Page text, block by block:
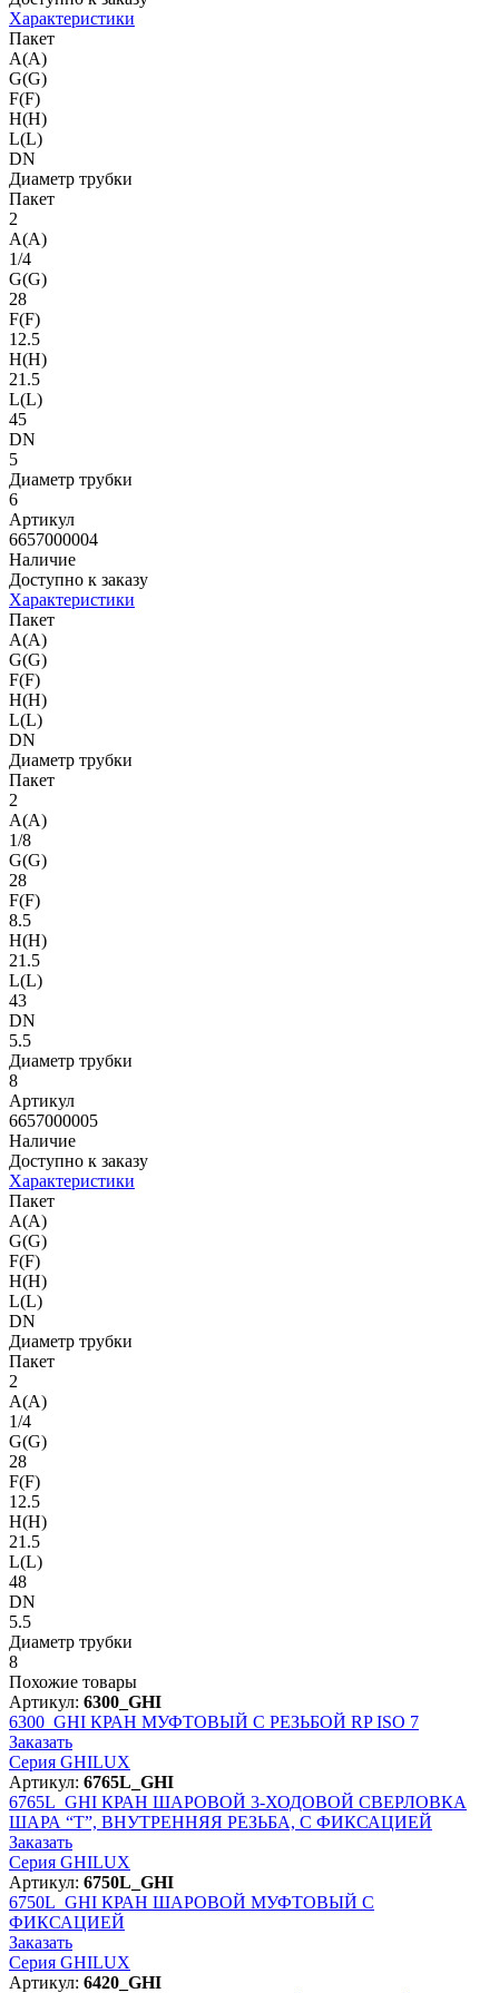
Характеристики
Пакет
A(A)
G(G)
F(F)
H(H)
L(L)
DN
Диаметр трубки
Пакет
2
A(A)
1/4
G(G)
28
F(F)
12.5
H(H)
21.5
L(L)
45
DN
5
Диаметр трубки
6
Артикул
6657000004
Наличие
Доступно к заказу
Характеристики
Пакет
A(A)
G(G)
F(F)
H(H)
L(L)
DN
Диаметр трубки
Пакет
2
A(A)
1/8
G(G)
28
F(F)
8.5
H(H)
21.5
L(L)
43
DN
5.5
Диаметр трубки
8
Артикул
6657000005
Наличие
Доступно к заказу
Характеристики
Пакет
A(A)
G(G)
F(F)
H(H)
L(L)
DN
Диаметр трубки
Пакет
2
A(A)
1/4
G(G)
28
F(F)
12.5
H(H)
21.5
L(L)
48
DN
5.5
Диаметр трубки
8
Похожие товары
Артикул: 6300_GHI
6300_GHI КРАН МУФТОВЫЙ С РЕЗЬБОЙ RP ISO 7
Заказать
Серия GHILUX
Артикул: 6765L_GHI
6765L_GHI КРАН ШАРОВОЙ 3-ХОДОВОЙ СВЕРЛОВКА
ШАРА “T”, ВНУТРЕННЯЯ РЕЗЬБА, С ФИКСАЦИЕЙ
Заказать
Серия GHILUX
Артикул: 6750L_GHI
6750L_GHI КРАН ШАРОВОЙ МУФТОВЫЙ С
ФИКСАЦИЕЙ
Заказать
Серия GHILUX
Артикул: 6420_GHI